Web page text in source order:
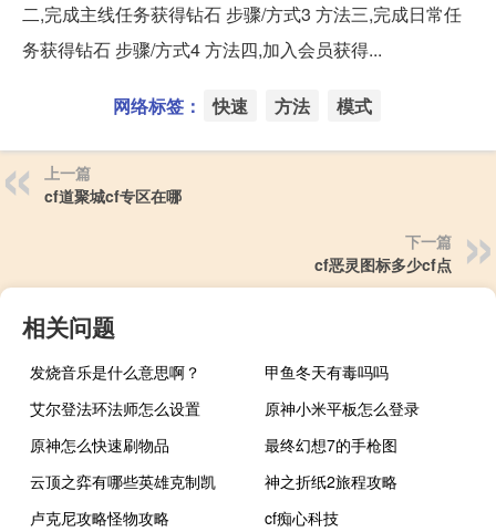
二,完成主线任务获得钻石 步骤/方式3 方法三,完成日常任
务获得钻石 步骤/方式4 方法四,加入会员获得...
网络标签： 快速 方法 模式
上一篇
cf道聚城cf专区在哪
下一篇
cf恶灵图标多少cf点
相关问题
发烧音乐是什么意思啊？
甲鱼冬天有毒吗吗
艾尔登法环法师怎么设置
原神小米平板怎么登录
原神怎么快速刷物品
最终幻想7的手枪图
云顶之弈有哪些英雄克制凯
神之折纸2旅程攻略
卢克尼攻略怪物攻略
cf痴心科技